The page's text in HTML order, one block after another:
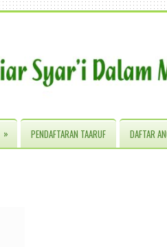
» PENDAFTARAN TAARUF DAFTAR